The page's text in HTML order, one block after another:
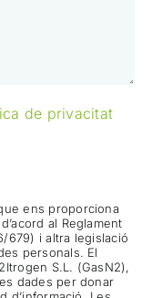
de privacitat
ens proporciona
al Reglament
679) i altra legislació
personals. El
S.L. (GasN2),
dades per donar